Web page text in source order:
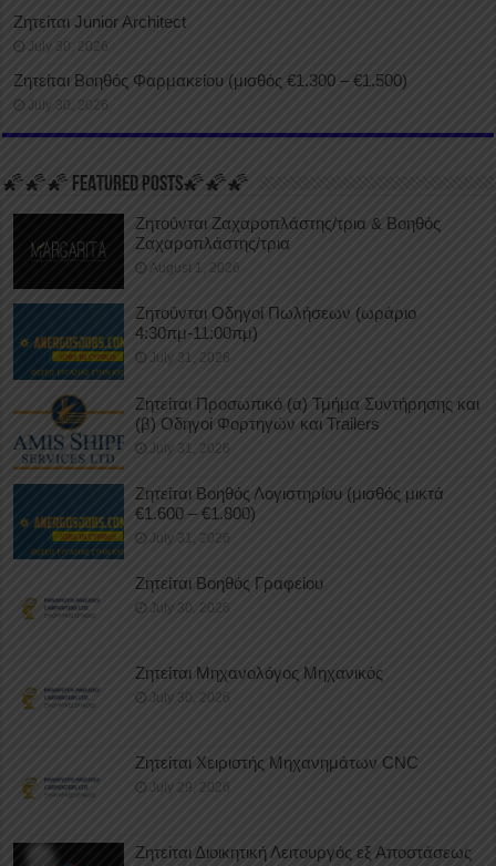
Ζητείται Junior Architect
July 30, 2026
Ζητείται Βοηθός Φαρμακείου (μισθός €1.300 – €1.500)
July 30, 2026
🌠🌠🌠 FEATURED POSTS🌠🌠🌠
Ζητούνται Ζαχαροπλάστης/τρια & Βοηθός
Ζαχαροπλάστης/τρια
August 1, 2026
Ζητούνται Οδηγοί Πωλήσεων (ωράριο
4:30πμ-11:00πμ)
July 31, 2026
Ζητείται Προσωπικό (α) Τμήμα Συντήρησης και
(β) Οδηγοί Φορτηγών και Trailers
July 31, 2026
Ζητείται Βοηθός Λογιστηρίου (μισθός μικτά
€1.600 – €1.800)
July 31, 2026
Ζητείται Βοηθός Γραφείου
July 30, 2026
Ζητείται Μηχανολόγος Μηχανικός
July 30, 2026
Ζητείται Χειριστής Μηχανημάτων CNC
July 29, 2026
Ζητείται Διοικητική Λειτουργός εξ Αποστάσεως